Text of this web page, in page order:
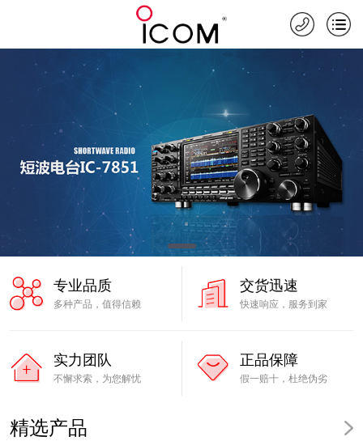
专业品质
多种产品，值得信赖
交货迅速
快速响应，服务到家
实力团队
不懈求索，为您解忧
正品保障
假一赔十，杜绝伪劣
精选产品